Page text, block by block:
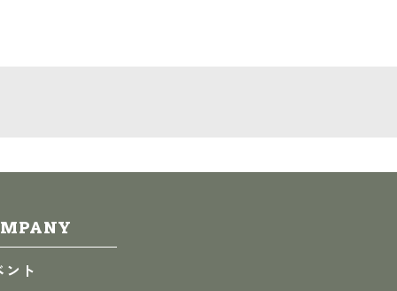
ント